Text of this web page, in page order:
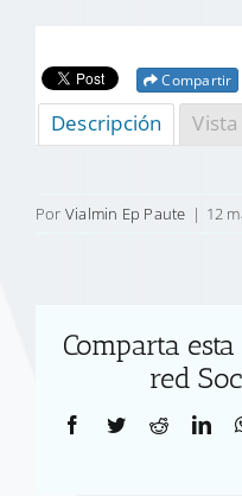
Compartir
Descripción
Por Vialmin Ep Paute | 12
Comparta
red
Facebook
TwitterReddit